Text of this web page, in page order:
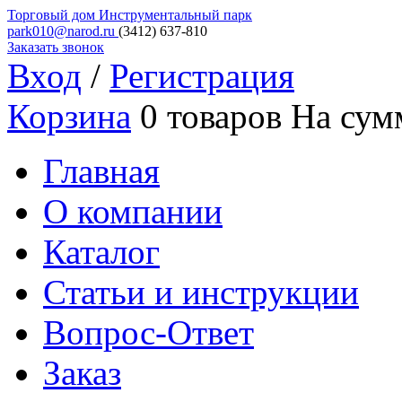
Торговый дом Инструментальный парк
park010@narod.ru (3412) 637-810
Заказать звонок
Вход / Регистрация
Корзина 0 товаров На
Главная
О компании
Каталог
Статьи и инструкции
Вопрос-Ответ
Заказ